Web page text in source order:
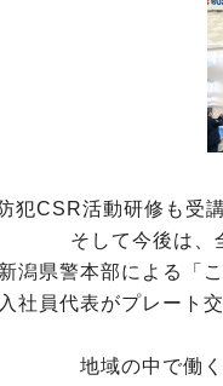
犯CSR活動研修も受
そして今後は、
潟県警本部による「
社員代表がプレート
地域の中で働